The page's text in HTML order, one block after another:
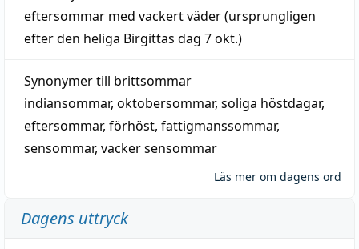
eftersommar med vackertväder(ursprungligen
efter den heliga Birgittas dag 7 okt.)
Synonymer till brittsommar
indiansommar, oktobersommar, soliga höstdagar,
eftersommar, förhöst, fattigmanssommar,
sensommar, vacker sensommar
Läs mer om dagens ord
Dagens uttryck